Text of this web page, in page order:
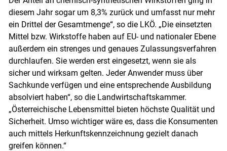
diesem Jahr sogar um 8,3% zurück und umfasst nur mehr
ein Drittel der Gesamtmenge“, so die LKÖ. „Die einsetzten
Mittel bzw. Wirkstoffe haben auf EU- und nationaler Ebene
außerdem ein strenges und genaues Zulassungsverfahren
durchlaufen. Sie werden erst eingesetzt, wenn sie als
sicher und wirksam gelten. Jeder Anwender muss über
Sachkunde verfügen und eine entsprechende Ausbildung
absolviert haben“, so die Landwirtschaftskammer.
„Österreichische Lebensmittel bieten höchste Qualität und
Sicherheit. Umso wichtiger wäre es, dass die Konsumenten
auch mittels Herkunftskennzeichnung gezielt danach
greifen können.“